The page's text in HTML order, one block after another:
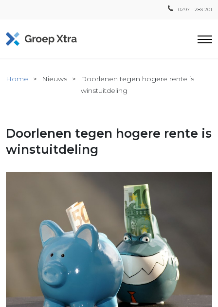
0297 - 283 201
Xtra
Home Nieuws
Doorlenen tegen hogere rente is
winstuitdeling
Doorlenen tegen hogere rente is
winstuitdeling